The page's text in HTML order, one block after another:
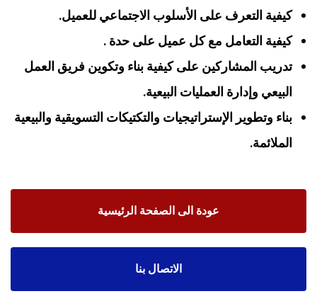
كيفية التعرف على الأسلوب الاجتماعي للعميل.
كيفية التعامل مع كل عميل على حدة .
تدريب المشاركين على كيفية بناء وتكوين فريق العمل
البيعي وإدارة العمليات البيعية.
بناء وتطوير الإستراتيجيات والتكتيكات التسويقية والبيعية
الملائمة.
عودة الى الصفحة الرئيسية
الاتصال بنا